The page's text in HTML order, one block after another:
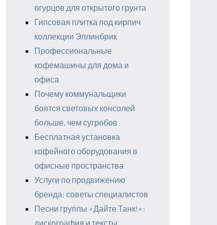
огурцов для открытого грунта
Гипсовая плитка под кирпич
коллекции Эллинбрик
Профессиональные
кофемашины для дома и
офиса
Почему коммунальщики
боятся световых консолей
больше, чем сугробов
Бесплатная установка
кофейного оборудования в
офисные пространства
Услуги по продвижению
бренда: советы специалистов
Песни группы «Дайте Танк!»:
дискография и тексты